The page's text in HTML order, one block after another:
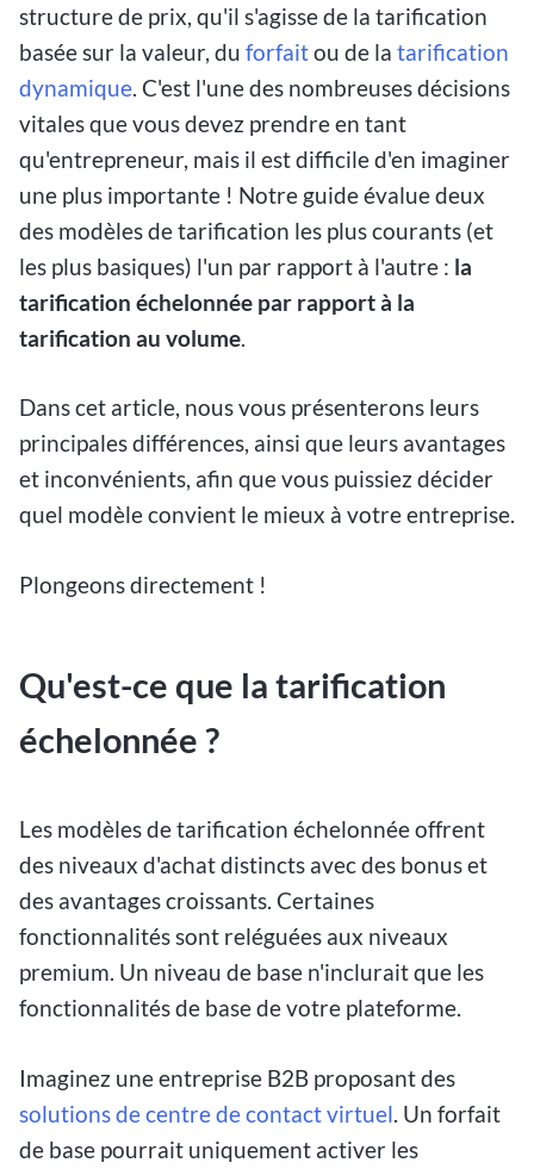
structure de prix, qu'il s'agisse de la tarification
basée sur la valeur, du forfaitou de la tarification
dynamique. C'est l'une des nombreuses décisions
vitales que vous devez prendre en tant
qu'entrepreneur, mais il est difficile d'en imaginer
une plus importante ! Notre guide évalue deux
des modèles de tarification les plus courants (et
les plus basiques) l'un par rapport à l'autre : la
tarification échelonnée par rapport à la
tarification au volume.
Dans cet article, nous vous présenterons leurs
principales différences, ainsi que leurs avantages
et inconvénients, afin que vous puissiez décider
quel modèle convient le mieux à votre entreprise.
Plongeons directement !
Qu'est-ce que la tarification
échelonnée ?
Les modèles de tarification échelonnée offrent
des niveaux d'achat distincts avec des bonus et
des avantages croissants. Certaines
fonctionnalités sont reléguées aux niveaux
premium. Un niveau de base n'inclurait que les
fonctionnalités de base de votre plateforme.
Imaginez une entreprise B2B proposant des
solutions de centre de contact virtuel . Un forfait
de base pourrait uniquement activer les